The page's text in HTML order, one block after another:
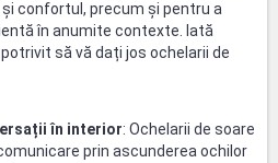
confortul, precum și pentru a
în anumite contexte. Iată
să vă dați jos ochelarii de
în interior: Ochelarii de soare
prin ascunderea ochilor